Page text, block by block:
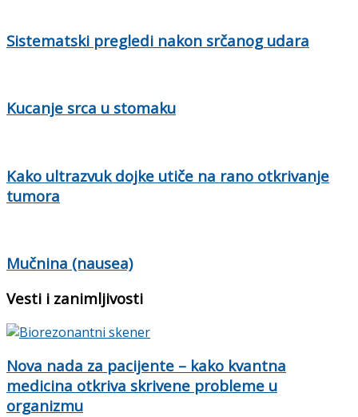
Sistematski pregledi nakon srčanog udara
Kucanje srca u stomaku
Kako ultrazvuk dojke utiče na rano otkrivanje
tumora
Mučnina (nausea)
Vesti i zanimljivosti
Nova nada za pacijente – kako kvantna
medicina otkriva skrivene probleme u
organizmu